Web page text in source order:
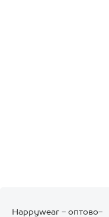
Happywear - оптово-